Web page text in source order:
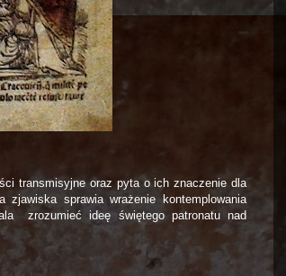
transmisyjne oraz pyta o ich znaczenie dla
sprawia wrażenie kontemplowania
zrozumieć ideę świętego patronatu nad